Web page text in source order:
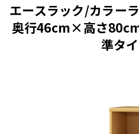
エースラック/カラー
奥行46cm×高さ
準タイ